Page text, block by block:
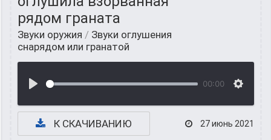
рядом граната
Звуки оружия / Звуки оглушения
снарядом или гранатой
00:00
К СКАЧИВАНИЮ 27 июнь 2021